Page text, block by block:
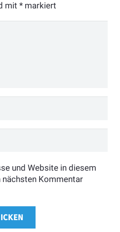
mit *markiert
und Website in diesem
Kommentar